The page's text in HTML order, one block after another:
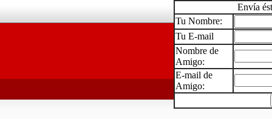
Envía
Tu Nombre:
Tu E-mail
Nombre de
Amigo:
E-mail de
Amigo: